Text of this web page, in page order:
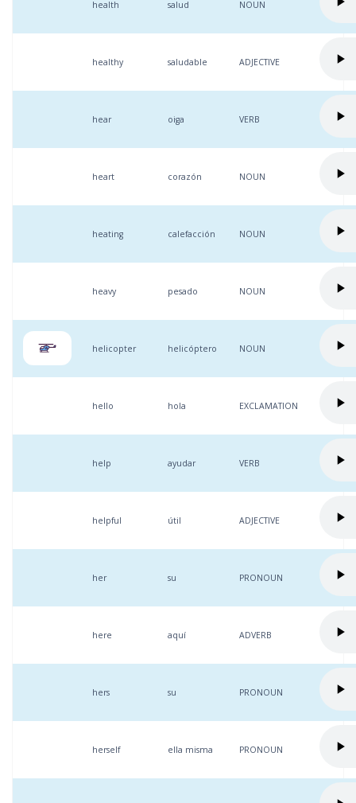
health salud NOUN
healthy saludable ADJECTIVE
hear oiga VERB
heart corazón NOUN
heating calefacción NOUN
heavy pesado NOUN
helicopter helicóptero NOUN
hello hola EXCLAMATION
help ayudar VERB
helpful útil ADJECTIVE
her su PRONOUN
here aquí ADVERB
hers su PRONOUN
herself ella misma PRONOUN